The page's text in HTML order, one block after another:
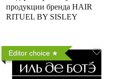
продукции бренда HAIR
RITUEL BY SISLEY
Editor choice